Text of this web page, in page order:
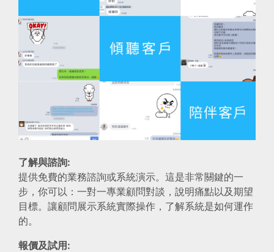
了解與諮詢:
提供免費的業務諮詢或系統演示。這是非常關鍵的一
步，你可以：一對一專業顧問對談，說明痛點以及期望
目標。讓顧問展示系統實際操作，了解系統是如何運作
的。
報價及試用: